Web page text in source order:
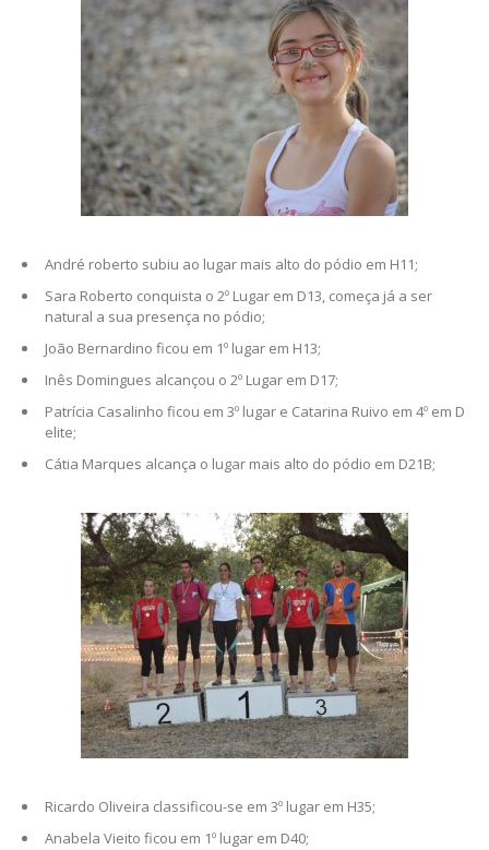
André roberto subiu ao lugar mais alto do pódio em H11;
Sara Roberto conquista o 2º Lugar em D13, começa já a ser
natural a sua presença no pódio;
João Bernardino ficou em 1º lugar em H13;
Inês Domingues alcançou o 2º Lugar em D17;
Patrícia Casalinho ficou em 3º lugar e Catarina Ruivo em 4º em D
elite;
Cátia Marques alcança o lugar mais alto do pódio em D21B;
Ricardo Oliveira classificou-se em 3º lugar em H35;
Anabela Vieito ficou em 1º lugar em D40;